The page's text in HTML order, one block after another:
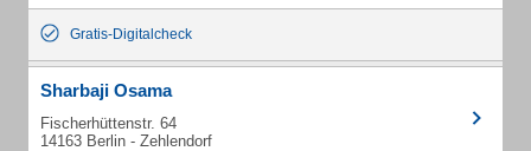
Gratis-Digitalcheck
Sharbaji Osama
Fischerhüttenstr. 64
14163 Berlin - Zehlendorf